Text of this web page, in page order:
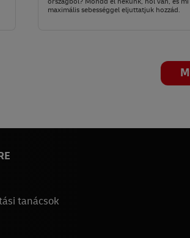
maximális sebességgel eljuttatjuk hozzád.
tanácsok